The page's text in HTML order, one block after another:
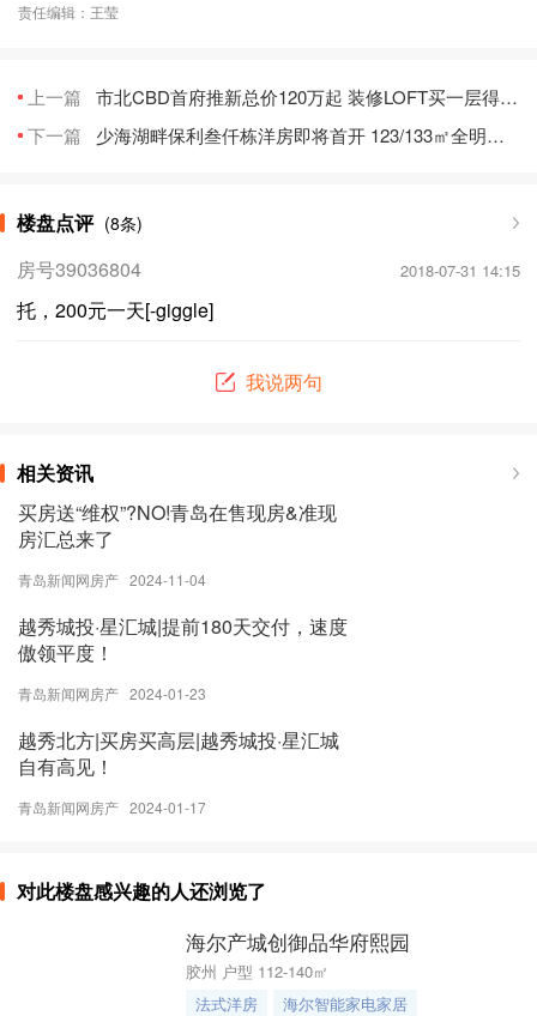
责任编辑：王莹
上一篇
市北CBD首府推新总价120万起 装修LOFT买一层得二层
下一篇
少海湖畔保利叁仟栋洋房即将首开 123/133㎡全明三居不限购
楼盘点评 (8条)
房号39036804 2018-07-31 14:15
托，200元一天[-giggle]
我说两句
相关资讯
买房送“维权”?NO!青岛在售现房&准现
房汇总来了
青岛新闻网房产 2024-11-04
越秀城投·星汇城|提前180天交付，速度
傲领平度！
青岛新闻网房产 2024-01-23
越秀北方|买房买高层|越秀城投·星汇城
自有高见！
青岛新闻网房产 2024-01-17
对此楼盘感兴趣的人还浏览了
海尔产城创御品华府熙园
胶州 户型 112-140㎡
法式洋房
海尔智能家电家居